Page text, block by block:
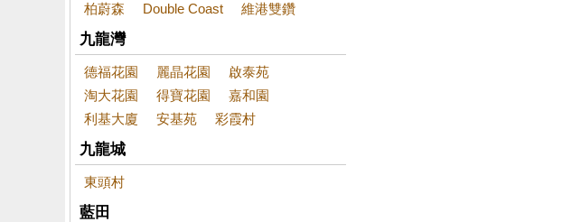
柏蔚森
Double Coast 維港雙鑽
九龍灣
德福花園 麗晶花園
啟泰苑
淘大花園
得寶花園
嘉和園
利基大廈
安基苑 彩霞村
九龍城
東頭村
藍田